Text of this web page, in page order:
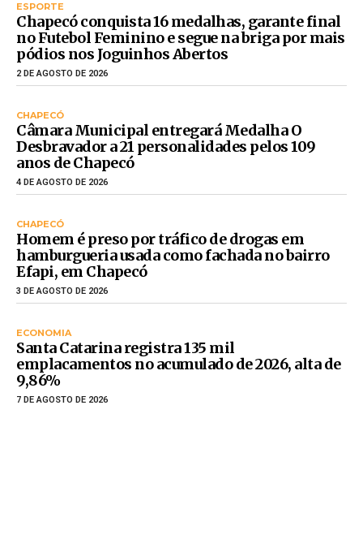
ESPORTE
Chapecó conquista 16 medalhas, garante final
no Futebol Feminino e segue na briga por mais
pódios nos Joguinhos Abertos
2 DE AGOSTO DE 2026
CHAPECÓ
Câmara Municipal entregará Medalha O
Desbravador a 21 personalidades pelos 109
anos de Chapecó
4 DE AGOSTO DE 2026
CHAPECÓ
Homem é preso por tráfico de drogas em
hamburgueria usada como fachada no bairro
Efapi, em Chapecó
3 DE AGOSTO DE 2026
ECONOMIA
Santa Catarina registra 135 mil
emplacamentos no acumulado de 2026, alta de
9,86%
7 DE AGOSTO DE 2026